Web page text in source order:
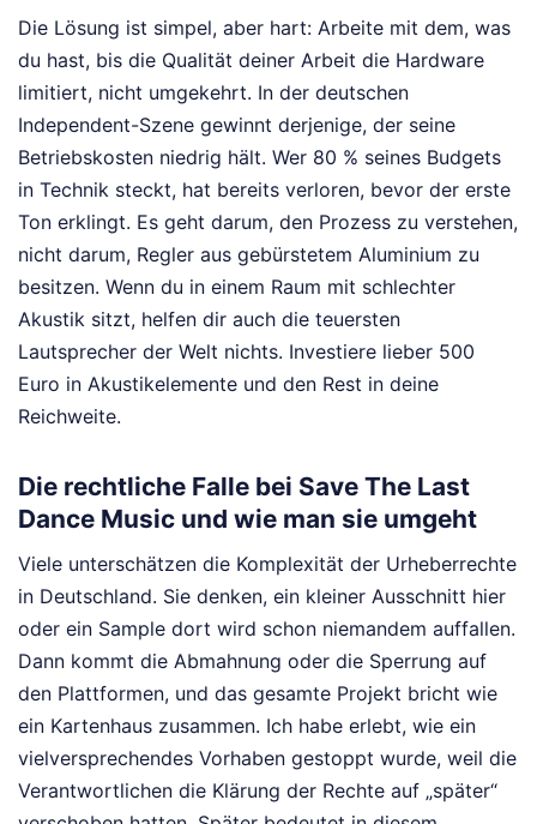
Die Lösung ist simpel, aber hart: Arbeite mit dem, was
du hast, bis die Qualität deiner Arbeit die Hardware
limitiert, nicht umgekehrt. In der deutschen
Independent-Szene gewinnt derjenige, der seine
Betriebskosten niedrig hält. Wer 80 % seines Budgets
in Technik steckt, hat bereits verloren, bevor der erste
Ton erklingt. Es geht darum, den Prozess zu verstehen,
nicht darum, Regler aus gebürstetem Aluminium zu
besitzen. Wenn du in einem Raum mit schlechter
Akustik sitzt, helfen dir auch die teuersten
Lautsprecher der Welt nichts. Investiere lieber 500
Euro in Akustikelemente und den Rest in deine
Reichweite.
Die rechtliche Falle bei Save The Last
Dance Music und wie man sie umgeht
Viele unterschätzen die Komplexität der Urheberrechte
in Deutschland. Sie denken, ein kleiner Ausschnitt hier
oder ein Sample dort wird schon niemandem auffallen.
Dann kommt die Abmahnung oder die Sperrung auf
den Plattformen, und das gesamte Projekt bricht wie
ein Kartenhaus zusammen. Ich habe erlebt, wie ein
vielversprechendes Vorhaben gestoppt wurde, weil die
Verantwortlichen die Klärung der Rechte auf „später“